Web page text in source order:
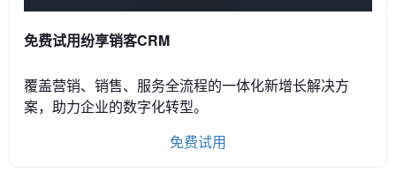
免费试用纷享销客CRM
覆盖营销、销售、服务全流程的一体化新增长解决方
案，助力企业的数字化转型。
免费试用